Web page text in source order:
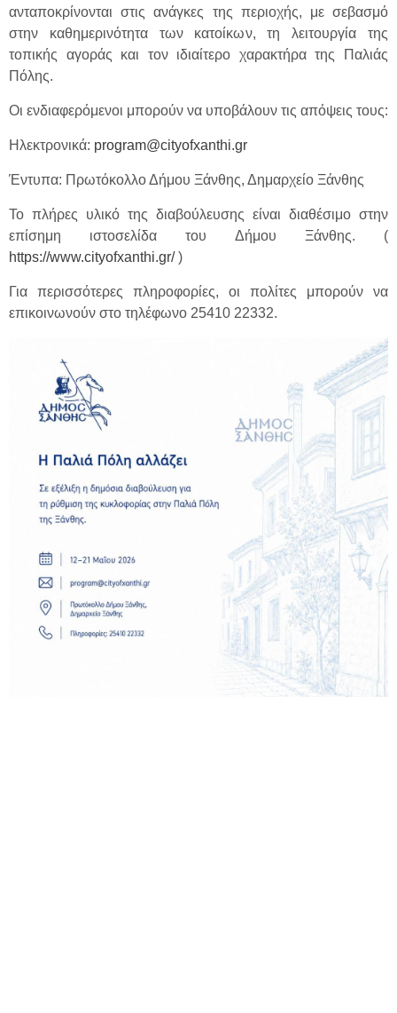
ανταποκρίνονται στις ανάγκες της περιοχής, με σεβασμό
στην καθημερινότητα των κατοίκων, τη λειτουργία της
τοπικής αγοράς και τον ιδιαίτερο χαρακτήρα της Παλιάς
Πόλης.
Οι ενδιαφερόμενοι μπορούν να υποβάλουν τις απόψεις τους:
Ηλεκτρονικά: program@cityofxanthi.gr
Έντυπα: Πρωτόκολλο Δήμου Ξάνθης, Δημαρχείο Ξάνθης
Το πλήρες υλικό της διαβούλευσης είναι διαθέσιμο στην
επίσημη ιστοσελίδα του Δήμου Ξάνθης. (
https://www.cityofxanthi.gr/)
Για περισσότερες πληροφορίες, οι πολίτες μπορούν να
επικοινωνούν στο τηλέφωνο 25410 22332.